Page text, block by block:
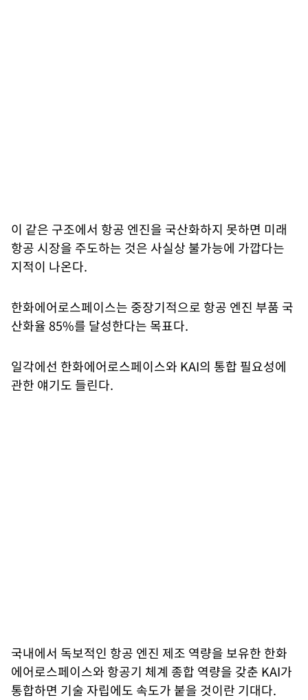
이 같은 구조에서 항공 엔진을 국산화하지 못하면 미래
항공 시장을 주도하는 것은 사실상 불가능에 가깝다는
지적이 나온다.
한화에어로스페이스는 중장기적으로 항공 엔진 부품 국
산화율 85%를 달성한다는 목표다.
일각에선 한화에어로스페이스와 KAI의 통합 필요성에
관한 얘기도 들린다.
국내에서 독보적인 항공 엔진 제조 역량을 보유한 한화
에어로스페이스와 항공기 체계 종합 역량을 갖춘 KAI가
통합하면 기술 자립에도 속도가 붙을 것이란 기대다.